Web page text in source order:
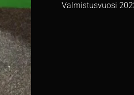
Valmistusvuosi